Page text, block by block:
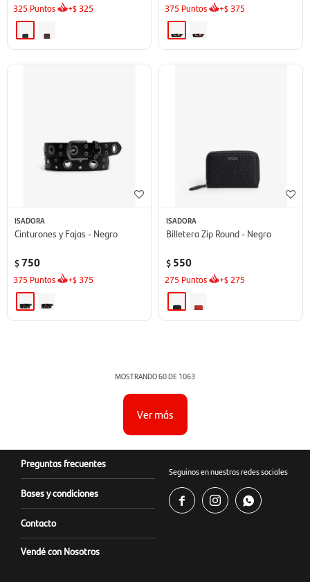
325 Puntos +$ 325 375 Puntos +$ 375
ISADORA
Cinturones y Fajas - Negro
$750
375 Puntos +$ 375
ISADORA
Billetera Zip Round - Negro
$ 550
275 Puntos +$ 275
MOSTRANDO60DE 1063
Ver más
Preguntas frecuentes
Bases y condiciones
Contacto
Vendé con Nosotros
Seguinos en nuestras redes sociales
  